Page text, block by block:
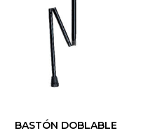
BASTÓN DOBLABLE